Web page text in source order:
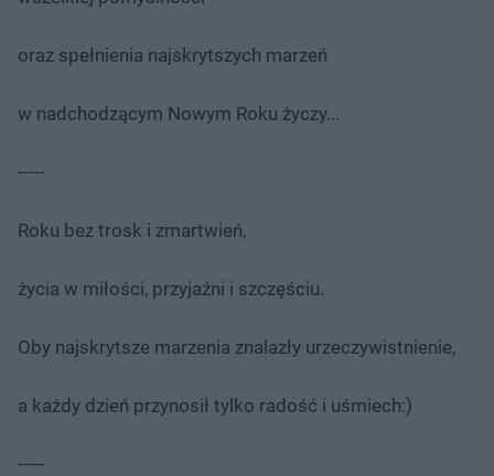
oraz spełnienia najskrytszych marzeń
w nadchodzącym Nowym Roku życzy...
-----
Roku bez trosk i zmartwień,
życia w miłości, przyjaźni i szczęściu.
Oby najskrytsze marzenia znalazły urzeczywistnienie,
a każdy dzień przynosił tylko radość i uśmiech:)
-----